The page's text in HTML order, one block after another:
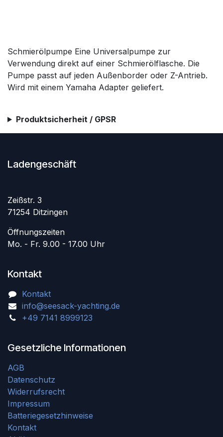
Schmierölpumpe Eine Universalpumpe zur
Verwendung direkt auf einer Schmierölflasche. Die
Pumpe passt auf jeden Außenborder oder Z-Antrieb.
Wird mit einem Yamaha Adapter geliefert.
Produktsicherheit / GPSR
Ladengeschäft
Zeißstr. 3
71254 Ditzingen
Öffnungszeiten
Mo. - Fr. 9.00 - 17.00 Uhr
Kontakt
Kontakt
info@seesack-yachting.de
+49 7141 8999123
Gesetzliche Informationen
AGB
Datenschutz
Widerrufsrecht
Impressum
Batteriegesetzhinweise
Kontakt